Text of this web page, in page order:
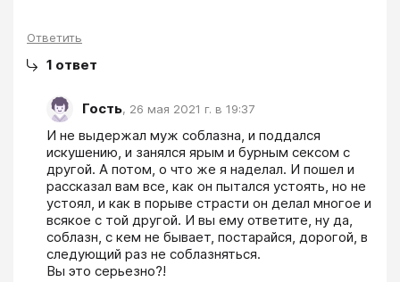
Ответить
1 ответ
Гость, 26 мая 2021 г. в 19:37
И не выдержал муж соблазна, и поддался
искушению, и занялся ярым и бурным сексом с
другой. А потом, о что же я наделал. И пошел и
рассказал вам все, как он пытался устоять, но не
устоял, и как в порыве страсти он делал многое и
всякое с той другой. И вы ему ответите, ну да,
соблазн, с кем не бывает, постарайся, дорогой, в
следующий раз не соблазняться.
Вы это серьезно?!